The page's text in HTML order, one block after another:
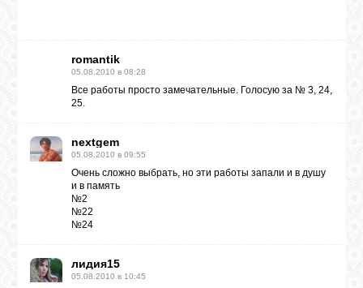
ВХОД
romantik
05.08.2010 в 08:28
Все работы просто замечательные. Голосую за № 3, 24,
25.
nextgem
05.08.2010 в 09:55
Очень сложно выбрать, но эти работы запали и в душу
и в память
№2
№22
№24
лидия15
05.08.2010 в 10:45